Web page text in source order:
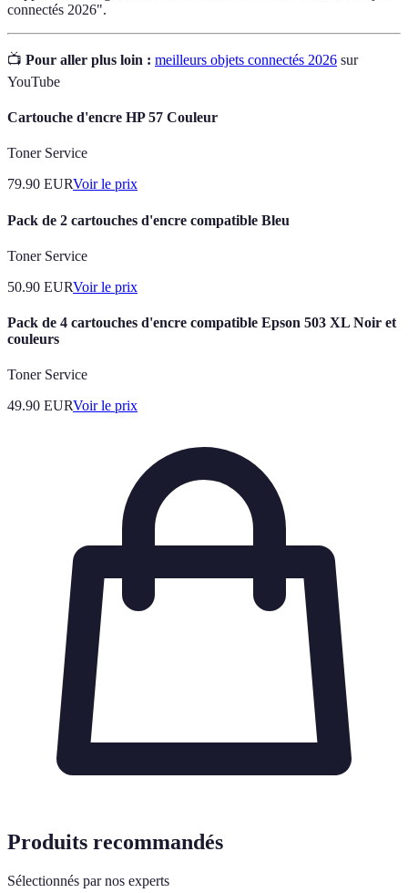
connectés 2026".
📺 Pour aller plus loin : meilleurs objets connectés 2026 sur
YouTube
Cartouche d'encre HP 57 Couleur
Toner Service
79.90 EURVoir le prix
Pack de 2 cartouches d'encre compatible Bleu
Toner Service
50.90 EURVoir le prix
Pack de 4 cartouches d'encre compatible Epson 503 XL Noir et
couleurs
Toner Service
49.90 EURVoir le prix
Produits recommandés
Sélectionnés par nos experts